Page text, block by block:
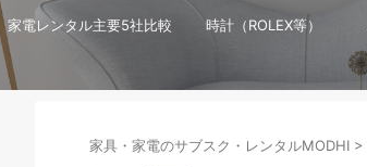
家電レンタル主要5社比較 時計（ROLEX等）
家具・家電のサブスク・レンタルMODHI >